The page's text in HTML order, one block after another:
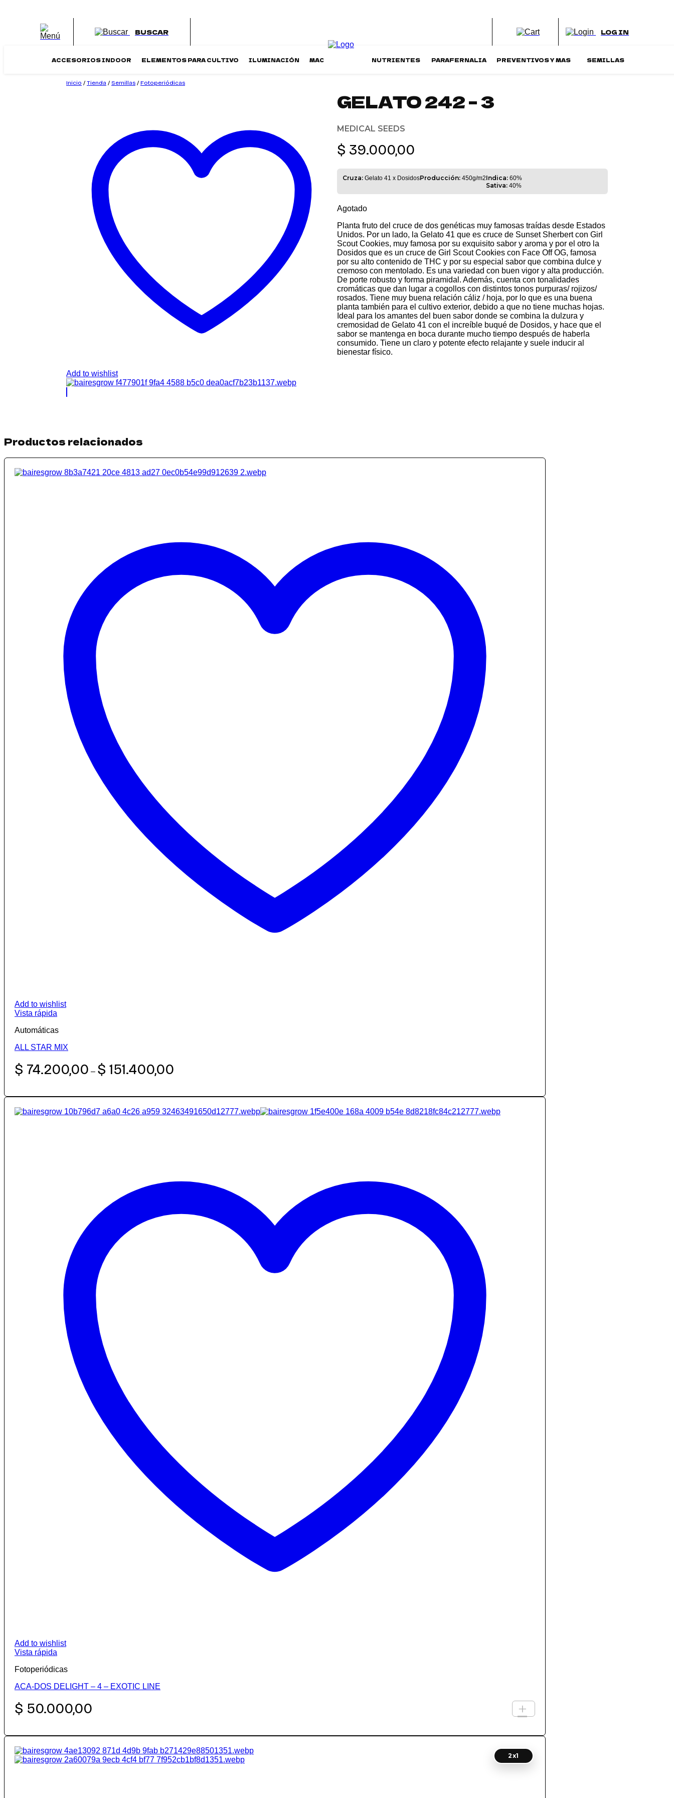
BUSCAR LOG IN
ACCESORIOS INDOOR ELEMENTOS PARA CULTIVO ILUMINACIÓN MACETAS NUTRIENTES PARAFERNALIA PREVENTIVOS Y MAS SEMILLAS
Inicio / Tienda / Semillas / Fotoperiódicas
Add to wishlist
GELATO 242 – 3
MEDICAL SEEDS
$ 39.000,00
Cruza:Gelato 41 x DosidosProducción:450g/m2Indica:60%
Sativa:40%
Agotado
Planta fruto del cruce de dos genéticas muy famosas traídas desde Estados
Unidos. Por un lado, la Gelato 41 que es cruce de Sunset Sherbert con Girl
Scout Cookies, muy famosa por su exquisito sabor y aroma y por el otro la
Dosidos que es un cruce de Girl Scout Cookies con Face Off OG, famosa
por su alto contenido de THC y por su especial sabor que combina dulce y
cremoso con mentolado. Es una variedad con buen vigor y alta producción.
De porte robusto y forma piramidal. Además, cuenta con tonalidades
cromáticas que dan lugar a cogollos con distintos tonos purpuras/ rojizos/
rosados. Tiene muy buena relación cáliz / hoja, por lo que es una buena
planta también para el cultivo exterior, debido a que no tiene muchas hojas.
Ideal para los amantes del buen sabor donde se combina la dulzura y
cremosidad de Gelato 41 con el increíble buqué de Dosidos, y hace que el
sabor se mantenga en boca durante mucho tiempo después de haberla
consumido. Tiene un claro y potente efecto relajante y suele inducir al
bienestar físico.
Productos relacionados
Add to wishlist
Vista rápida
Automáticas
ALL STAR MIX
$ 74.200,00 – $ 151.400,00
hasta
Add to wishlist
Vista rápida
Fotoperiódicas
ACA-DOS DELIGHT – 4 – EXOTIC LINE
$ 50.000,00 +
2x1